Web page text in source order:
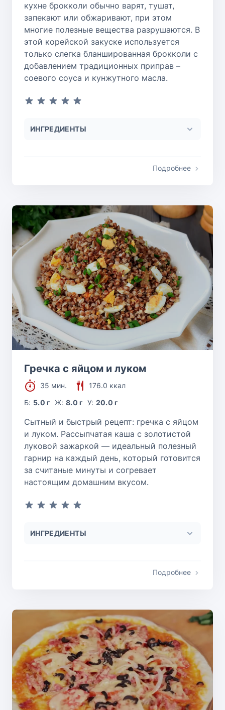
кухне брокколи обычно варят, тушат,
запекают или обжаривают, при этом
многие полезные вещества разрушаются. В
этой корейской закуске используется
только слегка бланшированная брокколи с
добавлением традиционных приправ –
соевого соуса и кунжутного масла.
ИНГРЕДИЕНТЫ
Подробнее
Гречка с яйцом и луком
35 мин.
176.0 ккал
Б: 5.0 г Ж: 8.0 г У: 20.0 г
Сытный и быстрый рецепт: гречка с яйцом
и луком. Рассыпчатая каша с золотистой
луковой зажаркой — идеальный полезный
гарнир на каждый день, который готовится
за считаные минуты и согревает
настоящим домашним вкусом.
ИНГРЕДИЕНТЫ
Подробнее